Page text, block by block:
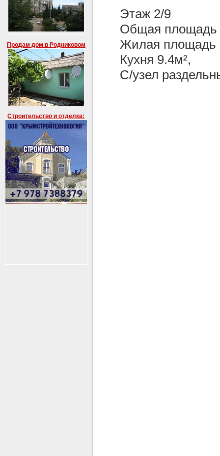
Продам дом в Родниковом
Строительство и отделка:
Этаж 2/9
Общая площадь
Жилая площадь
Кухня 9.4м²,
С/узел